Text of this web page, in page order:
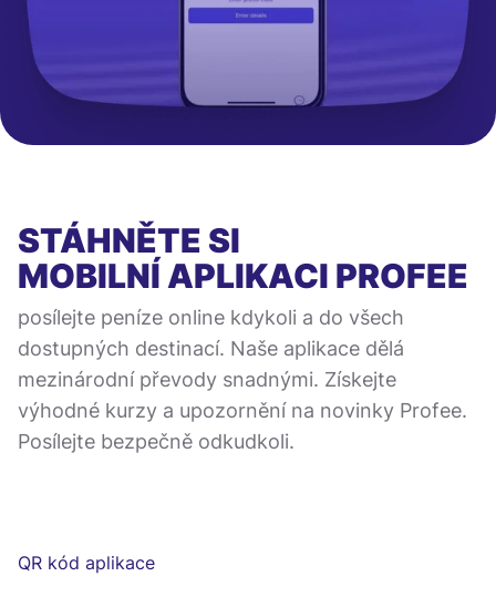
STÁHNĚTE SI
MOBILNÍ APLIKACI PROFEE
posílejte peníze online kdykoli a do všech
dostupných destinací. Naše aplikace dělá
mezinárodní převody snadnými. Získejte
výhodné kurzy a upozornění na novinky Profee.
Posílejte bezpečně odkudkoli.
QR kód aplikace